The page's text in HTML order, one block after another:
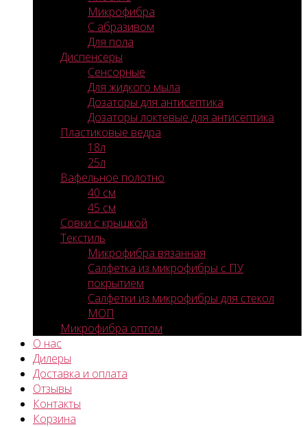
Микрофибра
С абразивом
Для пола
Диспенсеры
Сенсорные
Для жидкого мыла
Дозаторы для антисептика
Дозаторы локтевые для антисептика
Пластиковые ведра
18л
25л
Вафельное полотно
40 см
45 см
Совки с крышкой
Текстиль
Микрофибра вязанная
Салфетка из микрофибры с ПУ
покрытием
Салфетки из микрофибры для стекол
МОП
Микрофибра оптом
О нас
Дилеры
Доставка и оплата
Отзывы
Контакты
Корзина